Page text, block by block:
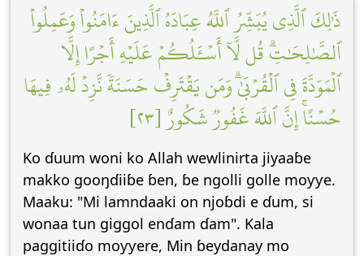
ذَٰلِكَ ٱلَّذِي يُبَشِّرُ ٱللَّهُ عِبَادَهُ ٱلَّذِينَ ءَامَنُواْ وَعَمِلُواْ
ٱلصَّٰلِحَٰتِۗ قُل لَّآ أَسۡـَٔلُكُمۡ عَلَيۡهِ أَجۡرًا إِلَّا
ٱلۡمَوَدَّةَ فِي ٱلۡقُرۡبَىٰۗ وَمَن يَقۡتَرِفۡ حَسَنَةٗ نَّزِدۡ لَهُۥ فِيهَا
حُسۡنًاۚ إِنَّ ٱللَّهَ غَفُورٞ شَكُورٌ [٢٣]
Ko ɗuum woni ko Allah wewlinirta jiyaaɓe
makko gooŋɗiiɓe ɓen, ɓe ngolli golle moƴƴe.
Maaku: "Mi lamndaaki on njoɓdi e ɗum, si
wonaa tun giggol enɗam ɗam". Kala
paggitiiɗo moƴƴere, Min ɓeydanay mo